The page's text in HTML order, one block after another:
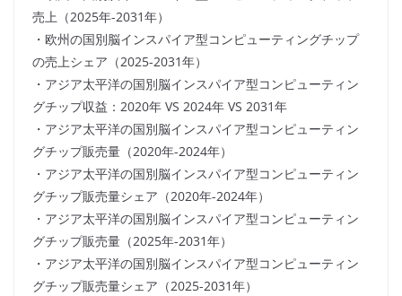
売上（2025年-2031年）
・欧州の国別脳インスパイア型コンピューティングチップ
の売上シェア（2025-2031年）
・アジア太平洋の国別脳インスパイア型コンピューティン
グチップ収益：2020年 VS 2024年 VS 2031年
・アジア太平洋の国別脳インスパイア型コンピューティン
グチップ販売量（2020年-2024年）
・アジア太平洋の国別脳インスパイア型コンピューティン
グチップ販売量シェア（2020年-2024年）
・アジア太平洋の国別脳インスパイア型コンピューティン
グチップ販売量（2025年-2031年）
・アジア太平洋の国別脳インスパイア型コンピューティン
グチップ販売量シェア（2025-2031年）